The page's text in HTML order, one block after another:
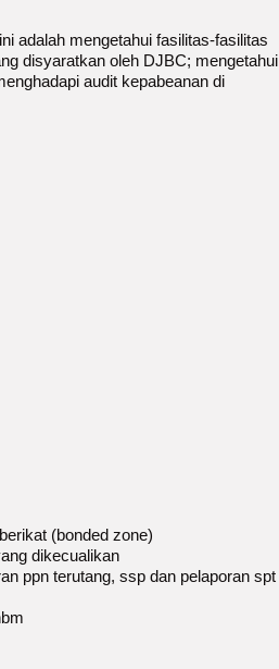
adalah mengetahui fasilitas-fasilitas
disyaratkan oleh DJBC; mengetahui
audit kepabeanan di
(bonded zone)
dikecualikan
ppn terutang, ssp dan pelaporan spt